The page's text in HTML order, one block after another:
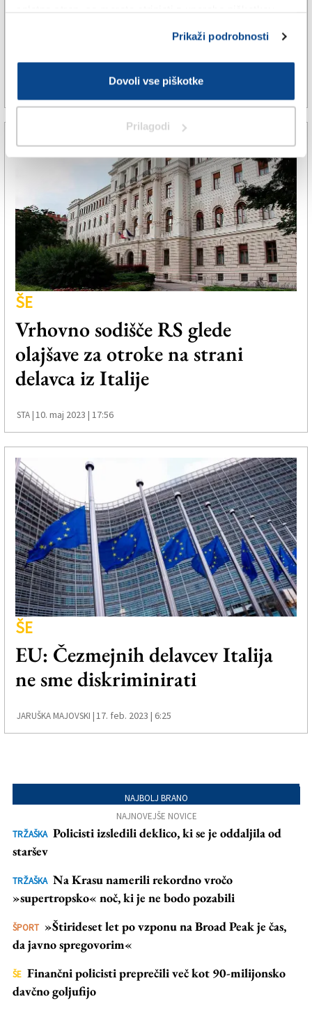
Prikaži podrobnosti
Dovoli vse piškotke
Prilagodi
Potrebna pravila za zagotovitev
ŠE
Vrhovno sodišče RS glede
olajšave za otroke na strani
delavca iz Italije
STA |10. maj 2023 | 17:56
ŠE
EU: Čezmejnih delavcev Italija
ne sme diskriminirati
JARUŠKA MAJOVSKI | 17. feb. 2023 | 6:25
NAJBOLJ BRANO
NAJNOVEJŠE NOVICE
TRŽAŠKA Policisti izsledili deklico, ki se je oddaljila od
staršev
TRŽAŠKA Na Krasu namerili rekordno vročo
»supertropsko« noč, ki je ne bodo pozabili
ŠPORT »Štirideset let po vzponu na Broad Peak je čas,
da javno spregovorim«
ŠE Finančni policisti preprečili več kot 90-milijonsko
davčno goljufijo